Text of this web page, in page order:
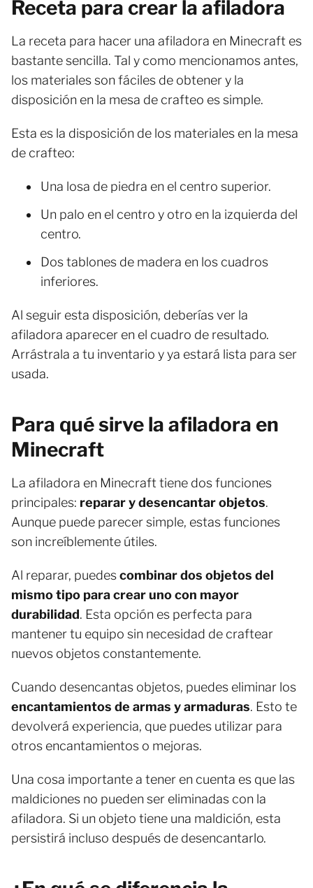
Receta para crear la afiladora
La receta para hacer una afiladora en Minecraft es
bastante sencilla. Tal y como mencionamos antes,
los materiales son fáciles de obtener y la
disposición en la mesa de crafteo es simple.
Esta es la disposición de los materiales en la mesa
de crafteo:
Una losa de piedra en el centro superior.
Un palo en el centro y otro en la izquierda del
centro.
Dos tablones de madera en los cuadros
inferiores.
Al seguir esta disposición, deberías ver la
afiladora aparecer en el cuadro de resultado.
Arrástrala a tu inventario y ya estará lista para ser
usada.
Para qué sirve la afiladora en
Minecraft
La afiladora en Minecraft tiene dos funciones
principales: reparar y desencantar objetos.
Aunque puede parecer simple, estas funciones
son increíblemente útiles.
Al reparar, puedescombinar dos objetos del
mismo tipo para crear uno con mayor
durabilidad. Esta opción es perfecta para
mantener tu equipo sin necesidad de craftear
nuevos objetos constantemente.
Cuando desencantas objetos, puedes eliminar los
encantamientos de armas y armaduras. Esto te
devolverá experiencia, que puedes utilizar para
otros encantamientos o mejoras.
Una cosa importante a tener en cuenta es que las
maldiciones no pueden ser eliminadas con la
afiladora. Si un objeto tiene una maldición, esta
persistirá incluso después de desencantarlo.